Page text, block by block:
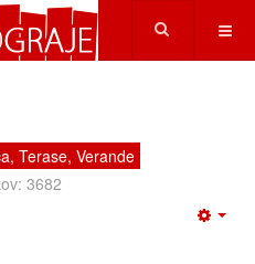
Terase, Verande
3682